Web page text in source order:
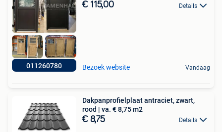
011260780
€ 115,00 Details
Bezoek website Vandaag
Dakpanprofielplaat antraciet, zwart,
rood | va. € 8,75 m2
€ 8,75 Details